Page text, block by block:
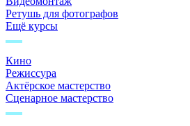
Ретушь для фотографов
Ещё курсы
Кино
Режиссура
Актёрское мастерство
Сценарное мастерство